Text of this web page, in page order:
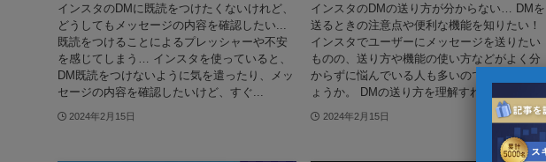
インスタのDMに既読をつけたくないけれど、
どうしてもメッセージの内容を確認したい...
既読をつけることによるプレッシャーや不安
を感じてしまう… インスタを使っていると、
DM既読をつけないように気を遣ったり、メッ
セージの内容を確認したいけど、すぐ...
2024年2月15日
インスタのDMの送り方が分からない… DMを
送るときの注意点や便利な機能を知りたい！
インスタでユーザーにメッセージを送りたい
ものの、送り方や機能の使い方などがよく分
からずに悩んでいる人も多いのではないでし
ょうか。 DMの送り方を理解すれば、親密...
2024年2月15日